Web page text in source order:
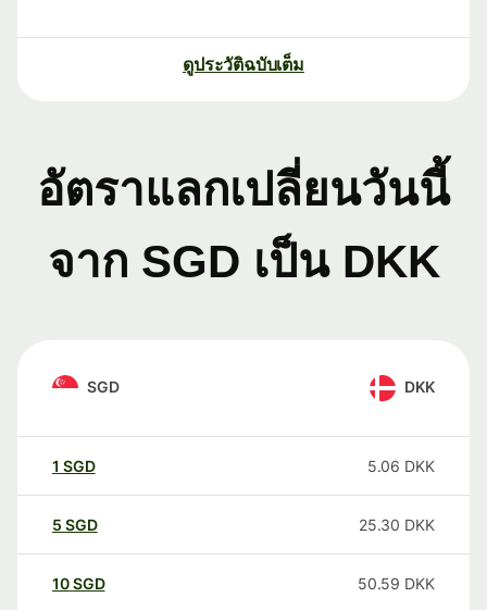
ดูประวัติฉบับเต็ม
อัตราแลกเปลี่ยนวันนี้
จาก SGD เป็น DKK
SGD DKK
1 SGD 5.06 DKK
5 SGD 25.30 DKK
10SGD 50.59 DKK